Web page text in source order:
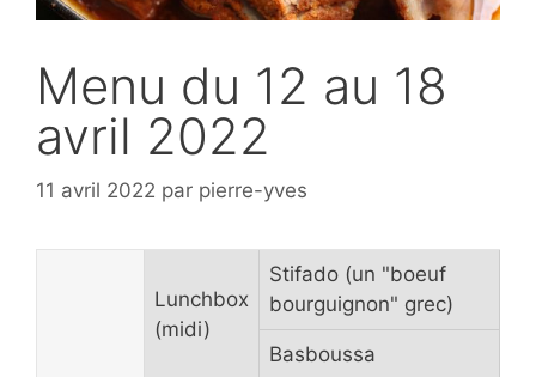
Menu du 12 au 18
avril 2022
11 avril 2022 par pierre-yves
Lunchbox
(midi)
Stifado (un "boeuf
bourguignon" grec)
Basboussa